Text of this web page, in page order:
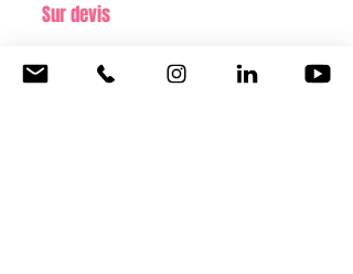
Sur devis
JE DECOUVRE LA FORMULE